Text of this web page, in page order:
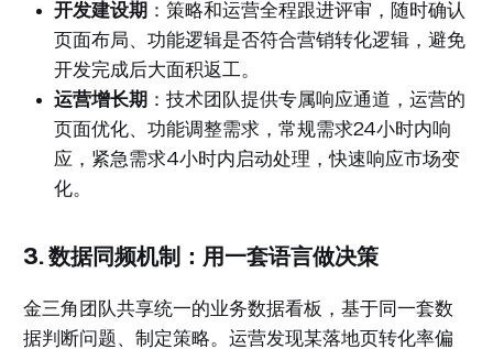
开发建设期 ：策略和运营全程跟进评审，随时确认
页面布局、功能逻辑是否符合营销转化逻辑，避免
开发完成后大面积返工。
运营增长期 ：技术团队提供专属响应通道，运营的
页面优化、功能调整需求，常规需求24小时内响
应，紧急需求4小时内启动处理，快速响应市场变
化。
3. 数据同频机制：用一套语言做决策
金三角团队共享统一的业务数据看板，基于同一套数
据判断问题、制定策略。运营发现某落地页转化率偏